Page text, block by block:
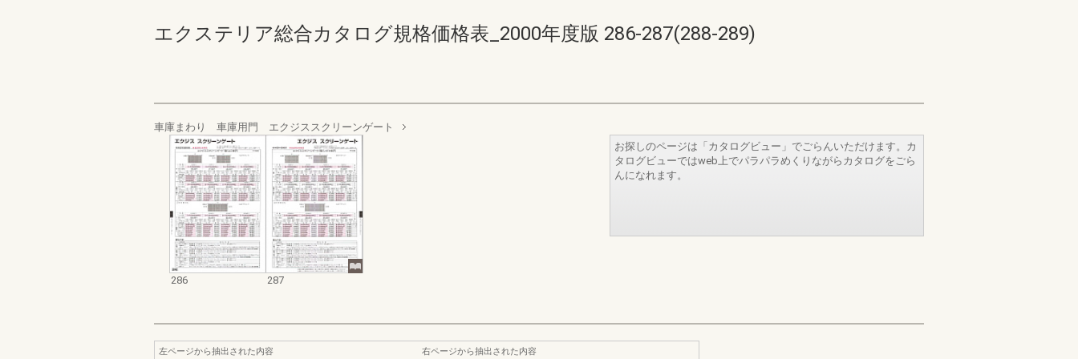
エクステリア総合カタログ規格価格表_2000年度版 286-287(288-289)
車庫まわり 車庫用門 エクジススクリーンゲート
286 287
お探しのページは「カタログビュー」でごらんいただけます。カ
タログビューではweb上でパラパラめくりながらカタログをごら
んになれます。
左ページから抽出された内容
右ページから抽出された内容